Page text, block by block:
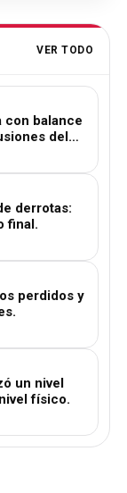
VER TODO
con balance
del…
derrotas:
final.
perdidos y
un nivel
físico.